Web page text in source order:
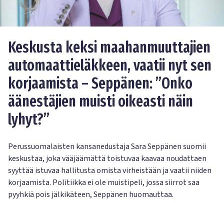
Keskusta keksi maahanmuuttajien
automaattieläkkeen, vaatii nyt sen
korjaamista – Seppänen: ”Onko
äänestäjien muisti oikeasti näin
lyhyt?”
Perussuomalaisten kansanedustaja Sara Seppänen suomii
keskustaa, joka vääjäämättä toistuvaa kaavaa noudattaen
syyttää istuvaa hallitusta omista virheistään ja vaatii niiden
korjaamista. Politiikka ei ole muistipeli, jossa siirrot saa
pyyhkiä pois jälkikäteen, Seppänen huomauttaa.